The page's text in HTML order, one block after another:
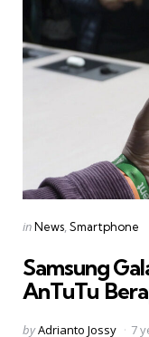
Categories
Posted
inNews Smartphone
Samsung
AnTuTu 
Posted
byAdrianto Jossy 7